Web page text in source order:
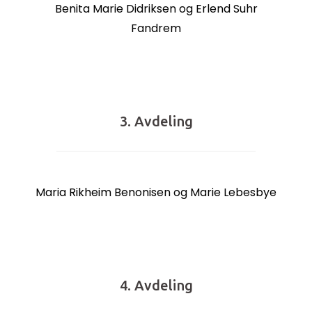
Benita Marie Didriksen og Erlend Suhr
Fandrem
3. Avdeling
Maria Rikheim Benonisen og Marie Lebesbye
4. Avdeling